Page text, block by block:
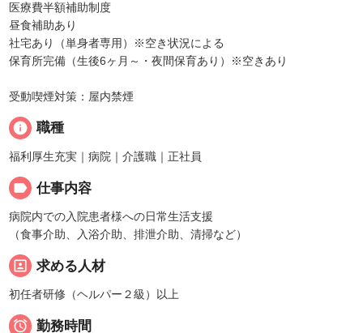
医療費半額補助制度
昼食補助あり
社宅あり（単身者専用）※空き状況による
保育所完備（生後6ヶ月～・夜間保育あり）※空きあり
受動喫煙対策：屋内禁煙
info 職種
福利厚生充実｜病院｜介護職｜正社員
label 仕事内容
病院内での入院患者様への日常生活支援
（食事介助、入浴介助、排泄介助、清掃など）
portrait 求める人材
初任者研修（ヘルパー２級）以上
 勤務時間